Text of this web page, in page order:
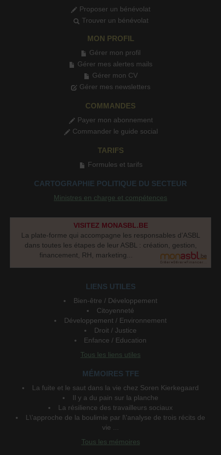
Proposer un bénévolat
Trouver un bénévolat
MON PROFIL
Gérer mon profil
Gérer mes alertes mails
Gérer mon CV
Gérer mes newsletters
COMMANDES
Payer mon abonnement
Commander le guide social
TARIFS
Formules et tarifs
CARTOGRAPHIE POLITIQUE DU SECTEUR
Ministres en charge et compétences
VISITEZ MONASBL.BE
La plate-forme qui accompagne les responsables d’ASBL
dans toutes les étapes de leur ASBL : création, gestion,
financement, RH, marketing...
LIENS UTILES
Bien-être / Développement
Citoyenneté
Développement / Environnement
Droit / Justice
Enfance / Education
Tous les liens utiles
MÉMOIRES TFE
La fuite et le saut dans la vie chez Soren Kierkegaard
Il y a du pain sur la planche
La résilience des travailleurs sociaux
L\'approche de la boulimie par l\'analyse de trois récits de
vie ...
Tous les mémoires